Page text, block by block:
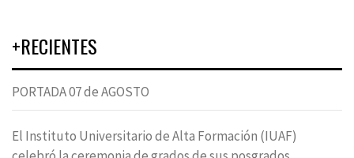
+RECIENTES
PORTADA 07 de AGOSTO
El Instituto Universitario de Alta Formación (IUAF)